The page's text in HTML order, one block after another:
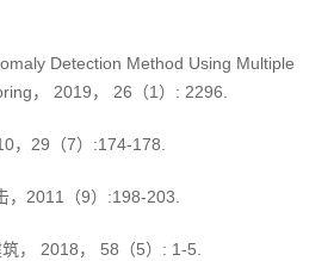
Detection Method Using Multiple
， 2019， 26（1）: 2296.
，29（7）:174-178.
，2011（9）:198-203.
， 2018， 58（5）: 1-5.